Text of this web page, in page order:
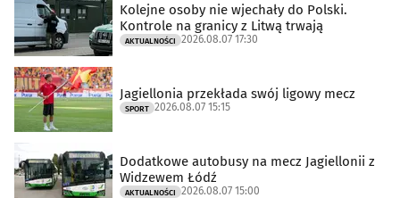
Kolejne osoby nie wjechały do Polski.
Kontrole na granicy z Litwą trwają
AKTUALNOŚCI 2026.08.07 17:30
Jagiellonia przekłada swój ligowy mecz
SPORT 2026.08.07 15:15
Dodatkowe autobusy na mecz Jagiellonii z
Widzewem Łódź
AKTUALNOŚCI 2026.08.07 15:00